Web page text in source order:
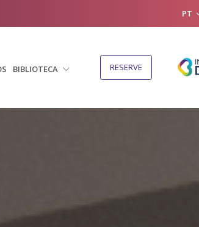
PT
BIBLIOTECA RESERVE